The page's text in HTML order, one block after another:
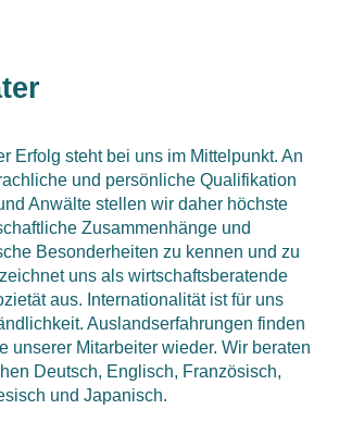
Erfolg steht bei uns im Mittelpunkt. An
und persönliche Qualifikation
Anwälte stellen wir daher höchste
Zusammenhänge und
Besonderheiten zu kennen und zu
uns als wirtschaftsberatende
aus. Internationalität ist für uns
Auslandserfahrungen finden
unserer Mitarbeiter wieder. Wir beraten
Deutsch, Englisch, Französisch,
und Japanisch.